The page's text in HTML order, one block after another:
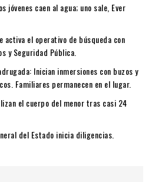
jóvenes caen al agua; uno sale, Ever
activa el operativo de búsqueda con
y Seguridad Pública.
Inician inmersiones con buzos y
Familiares permanecen en el lugar.
el cuerpo del menor tras casi 24
del Estado inicia diligencias.